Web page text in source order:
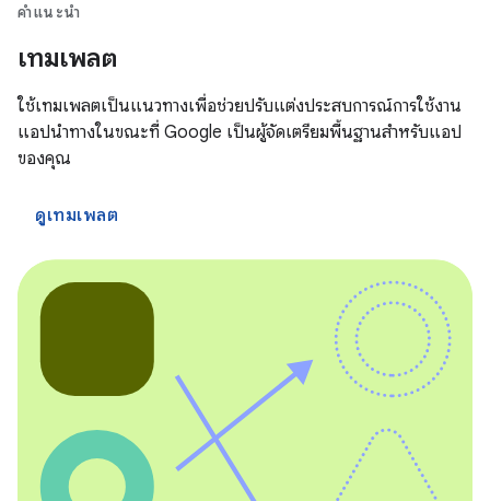
คำแนะนำ
เทมเพลต
ใช้เทมเพลตเป็นแนวทางเพื่อช่วยปรับแต่งประสบการณ์การใช้งาน
แอปนำทางในขณะที่ Google เป็นผู้จัดเตรียมพื้นฐานสำหรับแอป
ของคุณ
ดูเทมเพลต